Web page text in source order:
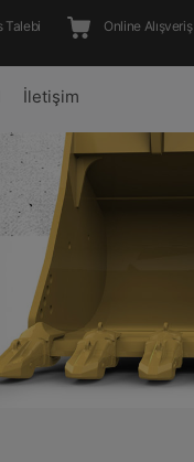
Talebi Online Alışveriş
İletişim